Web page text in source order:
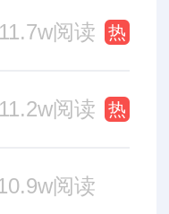
11.7w阅读 热
11.2w阅读 热
阅读